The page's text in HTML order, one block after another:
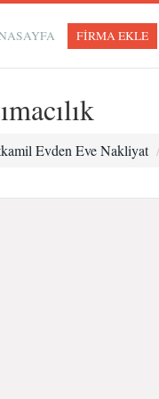
FİRMA EKLE
Evden Eve Nakliyat